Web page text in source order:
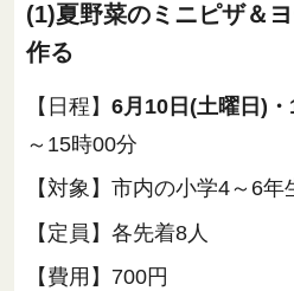
(1)夏野菜のミニピザ＆
作る
【日程】 6月10日(土曜日)
～15時00分
【対象】市内の小学4～6年
【定員】各先着8人
【費用】700円